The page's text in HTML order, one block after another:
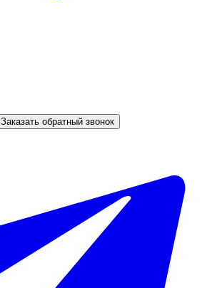
Заказать обратный звонок